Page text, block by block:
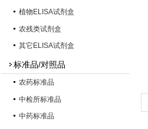
植物ELISA试剂盒
农残类试剂盒
其它ELISA试剂盒
标准品/对照品
农药标准品
中检所标准品
中药标准品